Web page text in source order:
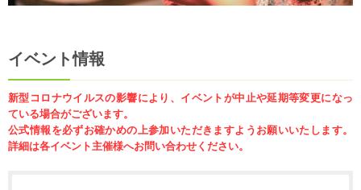
イベント情報
新型コロナウイルスの影響により、イベントが中止や延期等変更になっ
ている場合がございます。
公式情報を必ずお確かめの上参加いただきますようお願いいたします。
詳細は各イベント主催様へお問い合わせください。